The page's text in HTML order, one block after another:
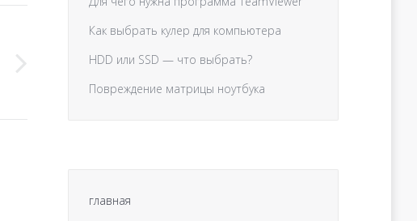
Как выбрать кулер для компьютера
HDD или SSD — что выбрать?
Повреждение матрицы ноутбука
главная